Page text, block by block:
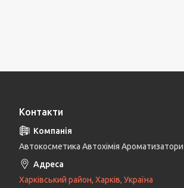
Контакти
Автокосметика Автохімія Ароматизатори
Харківський район, Харків, Україна